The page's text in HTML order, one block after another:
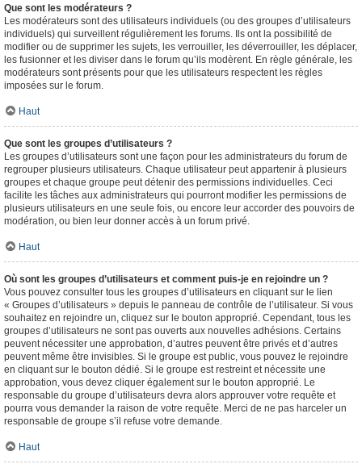
Que sont les modérateurs ?
Les modérateurs sont des utilisateurs individuels (ou des groupes d’utilisateurs
individuels) qui surveillent régulièrement les forums. Ils ont la possibilité de
modifier ou de supprimer les sujets, les verrouiller, les déverrouiller, les déplacer,
les fusionner et les diviser dans le forum qu’ils modèrent. En règle générale, les
modérateurs sont présents pour que les utilisateurs respectent les règles
imposées sur le forum.
Haut
Que sont les groupes d’utilisateurs ?
Les groupes d’utilisateurs sont une façon pour les administrateurs du forum de
regrouper plusieurs utilisateurs. Chaque utilisateur peut appartenir à plusieurs
groupes et chaque groupe peut détenir des permissions individuelles. Ceci
facilite les tâches aux administrateurs qui pourront modifier les permissions de
plusieurs utilisateurs en une seule fois, ou encore leur accorder des pouvoirs de
modération, ou bien leur donner accès à un forum privé.
Haut
Où sont les groupes d’utilisateurs et comment puis-je en rejoindre un ?
Vous pouvez consulter tous les groupes d’utilisateurs en cliquant sur le lien
« Groupes d’utilisateurs » depuis le panneau de contrôle de l’utilisateur. Si vous
souhaitez en rejoindre un, cliquez sur le bouton approprié. Cependant, tous les
groupes d’utilisateurs ne sont pas ouverts aux nouvelles adhésions. Certains
peuvent nécessiter une approbation, d’autres peuvent être privés et d’autres
peuvent même être invisibles. Si le groupe est public, vous pouvez le rejoindre
en cliquant sur le bouton dédié. Si le groupe est restreint et nécessite une
approbation, vous devez cliquer également sur le bouton approprié. Le
responsable du groupe d’utilisateurs devra alors approuver votre requête et
pourra vous demander la raison de votre requête. Merci de ne pas harceler un
responsable de groupe s’il refuse votre demande.
Haut